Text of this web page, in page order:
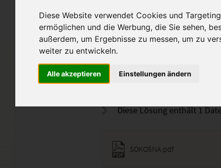
Diese Website verwendet Cookies und
ermöglichen und die Werbung, die Sie sehen,
außerdem, um Ergebnisse zu messen, um zu
weiter zu entwickeln.
Alle akzeptieren Einstellungen ändern
Grundfragen der Demokratie
Ich habe in dieser
Sie dient als Lernhilfe, nur
Die Korrekturhinweise sind
Diese Lösung enthält 1
SOKO5NA.pdf